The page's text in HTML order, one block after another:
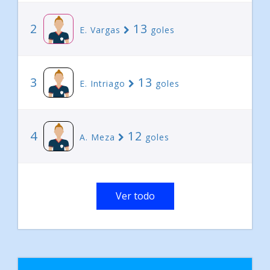
2 E. Vargas 13 goles
3 E. Intriago 13 goles
4 A. Meza 12 goles
Ver todo